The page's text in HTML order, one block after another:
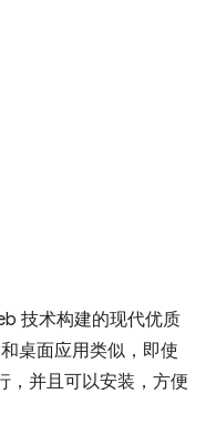
技术构建的现代优质
桌面应用类似，即使
，并且可以安装，方便